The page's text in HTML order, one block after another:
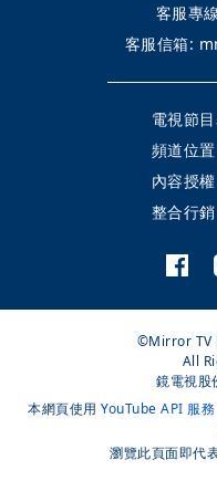
客服專
客服信箱:
電視節
頻道位置
內容授權
整合行銷
©Mirror TV
All
鏡電視股
本網頁使用 YouTube API 服務
瀏覽此頁面即代